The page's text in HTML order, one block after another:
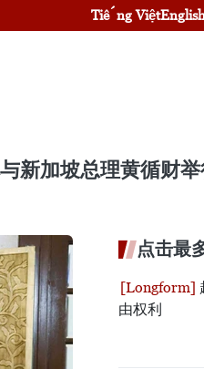
Tiếng Việt
新加坡总理黄循财举
点击最
由权利